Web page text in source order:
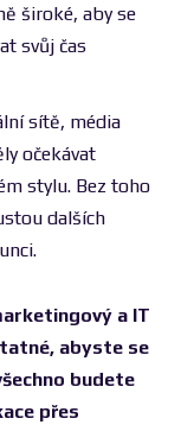
široké, aby se
svůj čas
sítě, média
očekávat
stylu. Bez toho
dalších
a IT
abyste se
budete
přes